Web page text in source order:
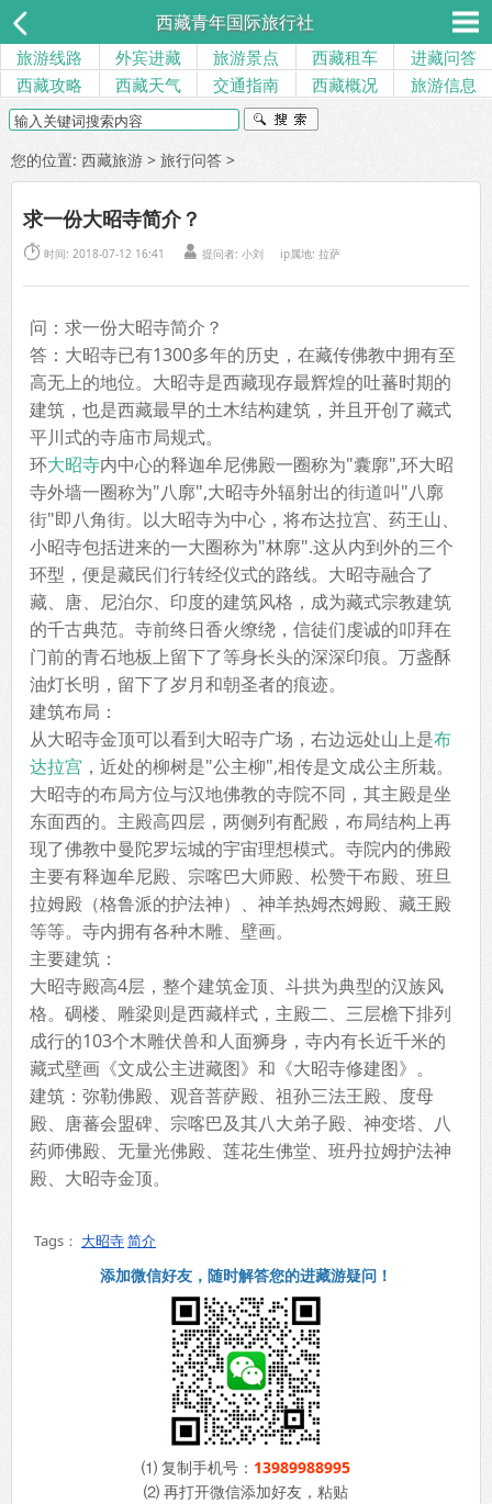
西藏青年国际旅行社
旅游线路 外宾进藏 旅游景点 西藏租车
进藏问答
西藏攻略
西藏天气 交通指南 西藏概况 旅游信息
您的位置: 西藏旅游 > 旅行问答 >
求一份大昭寺简介？
 时间: 2018-07-12 16:41  提问者: 小刘 ip属地: 拉萨
问：求一份大昭寺简介？
答：大昭寺已有1300多年的历史，在藏传佛教中拥有至
高无上的地位。大昭寺是西藏现存最辉煌的吐蕃时期的
建筑，也是西藏最早的土木结构建筑，并且开创了藏式
平川式的寺庙市局规式。
环大昭寺内中心的释迦牟尼佛殿一圈称为"囊廓",环大昭
寺外墙一圈称为"八廓",大昭寺外辐射出的街道叫"八廓
街"即八角街。以大昭寺为中心，将布达拉宫、药王山、
小昭寺包括进来的一大圈称为"林廓".这从内到外的三个
环型，便是藏民们行转经仪式的路线。大昭寺融合了
藏、唐、尼泊尔、印度的建筑风格，成为藏式宗教建筑
的千古典范。寺前终日香火缭绕，信徒们虔诚的叩拜在
门前的青石地板上留下了等身长头的深深印痕。万盏酥
油灯长明，留下了岁月和朝圣者的痕迹。
建筑布局：
从大昭寺金顶可以看到大昭寺广场，右边远处山上是布
达拉宫 ，近处的柳树是"公主柳",相传是文成公主所栽。
大昭寺的布局方位与汉地佛教的寺院不同，其主殿是坐
东面西的。主殿高四层，两侧列有配殿，布局结构上再
现了佛教中曼陀罗坛城的宇宙理想模式。寺院内的佛殿
主要有释迦牟尼殿、宗喀巴大师殿、松赞干布殿、班旦
拉姆殿（格鲁派的护法神）、神羊热姆杰姆殿、藏王殿
等等。寺内拥有各种木雕、壁画。
主要建筑：
大昭寺殿高4层，整个建筑金顶、斗拱为典型的汉族风
格。碉楼、雕梁则是西藏样式，主殿二、三层檐下排列
成行的103个木雕伏兽和人面狮身，寺内有长近千米的
藏式壁画《文成公主进藏图》和《大昭寺修建图》。
建筑：弥勒佛殿、观音菩萨殿、祖孙三法王殿、度母
殿、唐蕃会盟碑、宗喀巴及其八大弟子殿、神变塔、八
药师佛殿、无量光佛殿、莲花生佛堂、班丹拉姆护法神
殿、大昭寺金顶。
Tags： 大昭寺简介
添加微信好友，随时解答您的进藏游疑问！
⑴ 复制手机号： 13989988995
⑵ 再打开微信添加好友，粘贴